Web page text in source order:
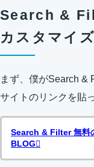
Search &
カスタマイ
まず、僕がSearch &
サイトのリンクを貼
Search & Filter 無
BLOG